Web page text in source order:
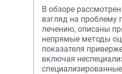
лечения
В обзоре
взгляд на проблему
лечению, описаны
непрямые методы
показателя
включая
специализированные